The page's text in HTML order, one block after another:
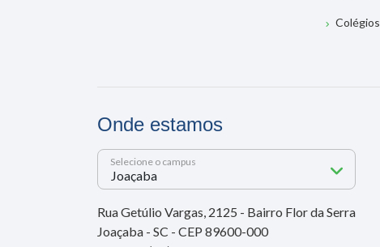
Colégios
Onde estamos
Selecione o campus
Rua Getúlio Vargas, 2125 - Bairro Flor da Serra
Joaçaba - SC - CEP 89600-000